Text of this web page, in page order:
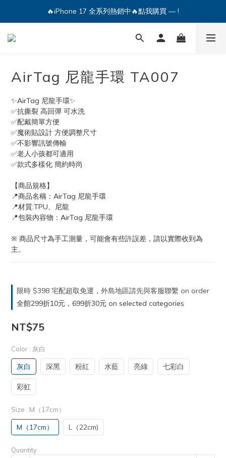
🔥iPhone 17 全系列熱銷中🔥點我購買 — !
🔥iPhone 17 全系列熱銷中🔥點我購買 — !
💕加入Q哥 Line 新好友領優惠券！🎫
AirTag 尼龍手環 TA007
✨AirTag 尼龍手環✨
✅抗撕裂 高回彈 可水洗
✅配戴簡單方便
✅魔術貼設計 方便調整尺寸
✅不影響訊號傳輸
✅老人小孩都可適用
✅款式多樣化 簡約時尚
【商品規格】
📍商品名稱：AirTag 尼龍手環
📍材質:TPU、尼龍
📍包裝內容物：AirTag 尼龍手環
※ 商品尺寸為手工測量，可能會有些許誤差，請以實際收到為
主。
限時 $398 宅配超取免運，外島地區請先與客服聯繫 on order
全館299折10元，699折30元 on selected categories
NT$75
Color : 灰白
灰白 深黑 粉紅 水藍 亮綠 七彩白
彩虹
Size : M（17cm）
M（17cm） L（22cm)
Quantity